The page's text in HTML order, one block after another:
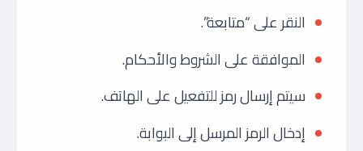
النقر على “متابعة”.
الموافقة على الشروط والأحكام.
سيتم إرسال رمز للتفعيل على الهاتف.
إدخال الرمز المرسل إلى البوابة.